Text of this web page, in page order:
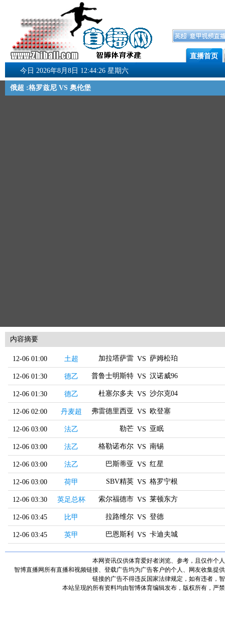
直播首页
今日 2026年8月8日 12:44:26 星期六
俄超 :格罗兹尼 VS 奥伦堡
内容摘要
12-06 01:00 土超 加拉塔萨雷 VS 萨姆松珀
12-06 01:30 德乙 普鲁士明斯特 VS 汉诺威96
12-06 01:30 德乙 杜塞尔多夫 VS 沙尔克04
12-06 02:00 丹麦超 弗雷德里西亚 VS 欧登塞
12-06 03:00 法乙 勒芒 VS 亚眠
12-06 03:00 法乙 格勒诺布尔 VS 南锡
12-06 03:00 法乙 巴斯蒂亚 VS 红星
12-06 03:00 荷甲 SBV精英 VS 格罗宁根
12-06 03:30 英足总杯 索尔福德市 VS 莱顿东方
12-06 03:45 比甲 拉路维尔 VS 登德
12-06 03:45 英甲 巴恩斯利 VS 卡迪夫城
本网资讯仅供体育爱好者浏览、参考，且仅作个
智博直播网所有直播和视频链接、登载广告均为广告客户的个人、网友收集提
链接的广告不得违反国家法律规定，如有违者，
本站呈现的所有资料均由智博体育编辑发布，版权所有，严